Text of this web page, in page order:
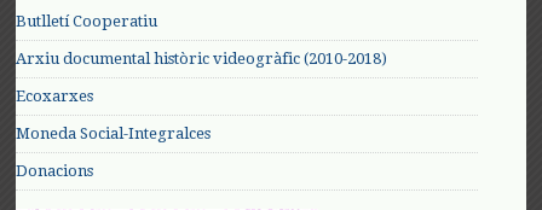
Butlletí Cooperatiu
Arxiu documental històric videogràfic (2010-2018)
Ecoxarxes
Moneda Social-Integralces
Donacions